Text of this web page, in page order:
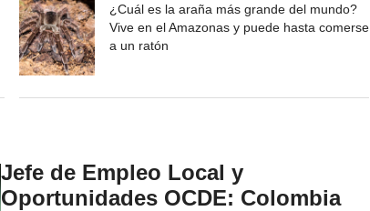
¿Cuál es la araña más grande del mundo?
Vive en el Amazonas y puede hasta comerse
a un ratón
Jefe de Empleo Local y
Oportunidades OCDE: Colombia